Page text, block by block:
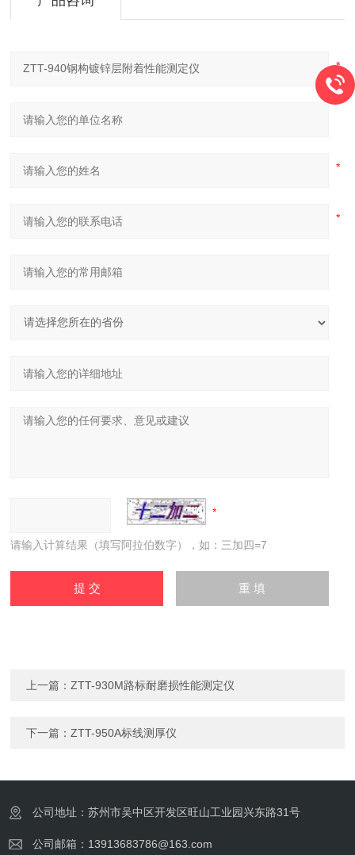
请输入计算结果（填写阿拉伯数字），如：三加四=7
上一篇：ZTT-930M路标耐磨损性能测定仪
下一篇：ZTT-950A标线测厚仪
公司地址：苏州市吴中区开发区旺山工业园兴东路31号
公司邮箱：13913683786@163.com